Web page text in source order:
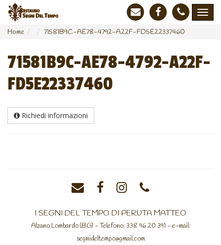
Home 71581B9C-AE78-4792-A22F-FD5E22337460
71581B9C-AE78-4792-A22F-
FD5E22337460
Richiedi informazioni
I SEGNI DEL TEMPO DI PERUTA MATTEO
Alzano Lombardo (BG) - Telefono: 338 96 20 391 - e-mail:
segnideltempo@gmail.com